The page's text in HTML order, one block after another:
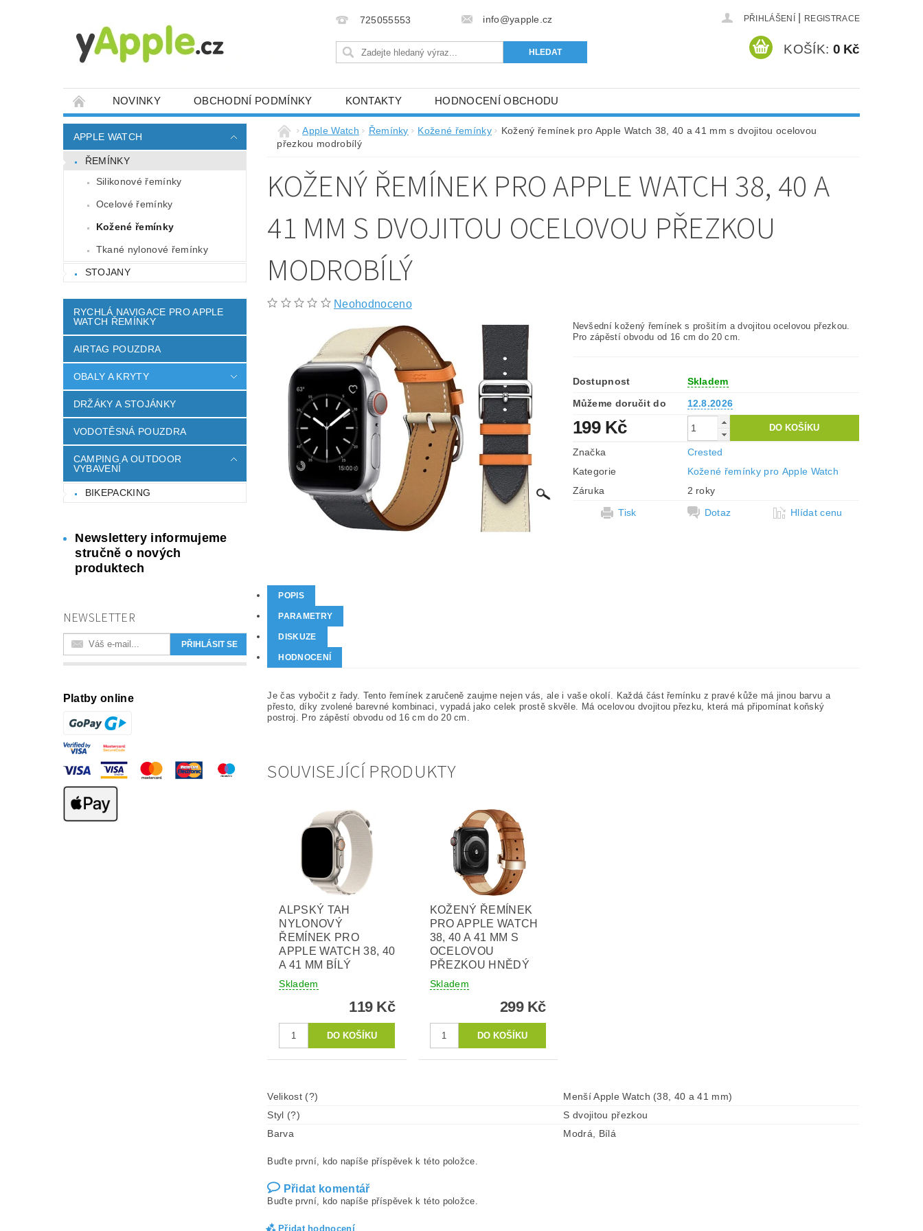
725055553 info@yapple.cz PŘIHLÁŠENÍ REGISTRACE
KOŠÍK: 0 Kč
NOVINKY OBCHODNÍ PODMÍNKY KONTAKTY HODNOCENÍ OBCHODU
APPLE WATCH
ŘEMÍNKY
Silikonové řemínky
Ocelové řemínky
Kožené řemínky
Tkané nylonové řemínky
STOJANY
RYCHLÁ NAVIGACE PRO APPLE
WATCH ŘEMÍNKY
AIRTAG POUZDRA
OBALY A KRYTY
DRŽÁKY A STOJÁNKY
VODOTĚSNÁ POUZDRA
CAMPING A OUTDOOR
VYBAVENÍ
BIKEPACKING
Newslettery informujeme
stručně o nových
produktech
NEWSLETTER
Platby online
Apple Watch Řemínky Kožené řemínky
Kožený řemínek pro Apple Watch 38, 40 a 41 mm s dvojitou ocelovou
přezkou modrobílý
KOŽENÝ ŘEMÍNEK PRO APPLE WATCH 38, 40 A
41 MM S DVOJITOU OCELOVOU PŘEZKOU
MODROBÍLÝ
Neohodnoceno
Nevšední kožený řemínek s prošitím a dvojitou ocelovou přezkou.
Pro zápěstí obvodu od 16 cm do 20 cm.
Dostupnost
Skladem
Můžeme doručit do
12.8.2026
199 Kč
Značka
Crested
Kategorie
Kožené řemínky pro Apple Watch
Záruka
2 roky
Tisk
Dotaz Hlídat cenu
POPIS
PARAMETRY
DISKUZE
HODNOCENÍ
Je čas vybočit z řady. Tento řemínek zaručeně zaujme nejen vás, ale i vaše okolí. Každá část řemínku z pravé kůže má jinou barvu a
přesto, díky zvolené barevné kombinaci, vypadá jako celek prostě skvěle. Má ocelovou dvojitou přezku, která má připomínat koňský
postroj. Pro zápěstí obvodu od 16 cm do 20 cm.
SOUVISEJÍCÍ PRODUKTY
ALPSKÝ TAH
NYLONOVÝ
ŘEMÍNEK PRO
APPLE WATCH 38, 40
A 41 MM BÍLÝ
Skladem
119 Kč
KOŽENÝ ŘEMÍNEK
PRO APPLE WATCH
38, 40 A 41 MM S
OCELOVOU
PŘEZKOU HNĚDÝ
Skladem
299 Kč
Velikost (?)
Menší Apple Watch (38, 40 a 41 mm)
Styl (?)
S dvojitou přezkou
Barva
Modrá, Bílá
Buďte první, kdo napíše příspěvek k této položce.
Přidat komentář
Buďte první, kdo napíše příspěvek k této položce.
Přidat hodnocení